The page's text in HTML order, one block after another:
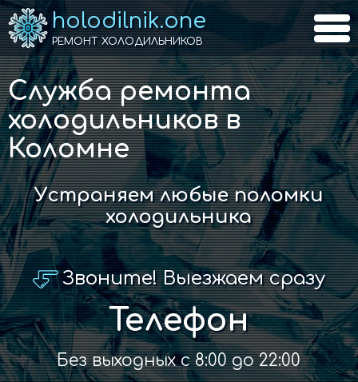
holodilnik.one
РЕМОНТ ХОЛОДИЛЬНИКОВ
Служба ремонта
холодильников в
Коломне
Устраняем любые поломки
холодильника
Звоните! Выезжаем сразу
Телефон
Без выходных с 8:00 до 22:00